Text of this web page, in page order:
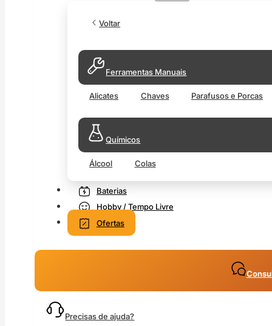
Voltar
Ferramentas Manuais
Alicates Chaves Parafusos e Porcas
Químicos
Álcool Colas
Baterias
Hobby / Tempo Livre
Ofertas
Precisas de ajuda?